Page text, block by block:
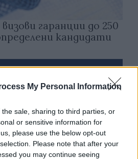
My Personal Information
sale, sharing to third parties, or
or sensitive information for
please use the below opt-out
Please note that after your
you may continue seeing
гаранции до 250
кандидати